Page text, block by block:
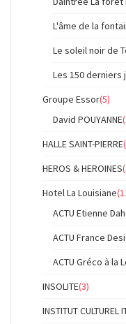
L'âme de la
Le soleil noir de
Les 150 derniers
Groupe Essor(5)
David POUYANNE
HALLE SAINT-PIERRE
HEROS & HEROINES
Hotel La Louisiane
ACTU Etienne
ACTU France
ACTU Gréco à la
INSOLITE(3)
INSTITUT CULTUREL